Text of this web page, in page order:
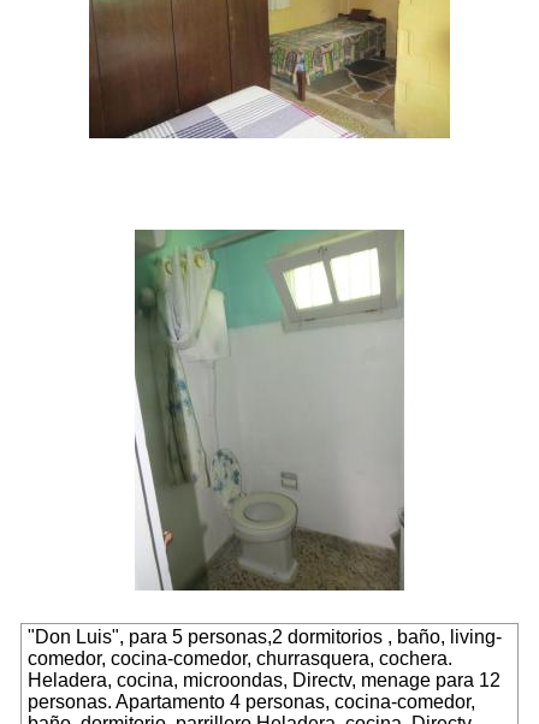
"Don Luis", para 5 personas,2 dormitorios , baño, living-
comedor, cocina-comedor, churrasquera, cochera.
Heladera, cocina, microondas, Directv, menage para 12
personas.Apartamento 4 personas, cocina-comedor,